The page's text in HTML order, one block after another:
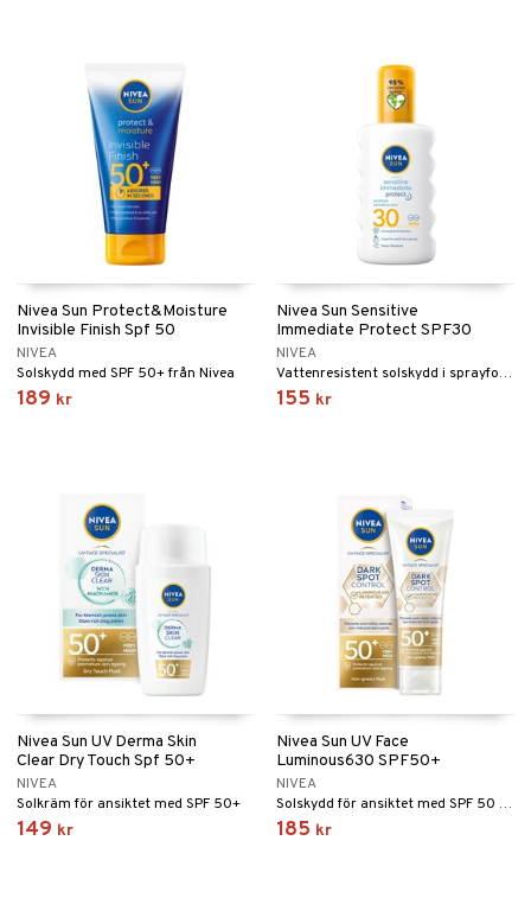
Nivea Sun Protect&Moisture
Invisible Finish Spf 50
NIVEA
Solskydd med SPF 50+ från Nivea
189 kr
Nivea Sun Sensitive
Immediate Protect SPF30
NIVEA
Vattenresistent solskydd i sprayform med SPF 30 för känslig hud från Nivea
155 kr
Nivea Sun UV Derma Skin
Clear Dry Touch Spf 50+
NIVEA
Solkräm för ansiktet med SPF 50+
149 kr
Nivea Sun UV Face
Luminous630 SPF50+
NIVEA
Solskydd för ansiktet med SPF 50 som reducerar pigmentfläckar
185 kr